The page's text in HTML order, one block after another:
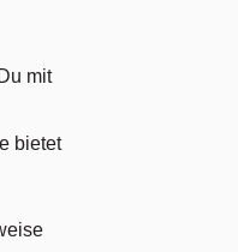
mit
bietet